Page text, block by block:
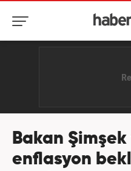
Bakan Şimşek
enflasyon